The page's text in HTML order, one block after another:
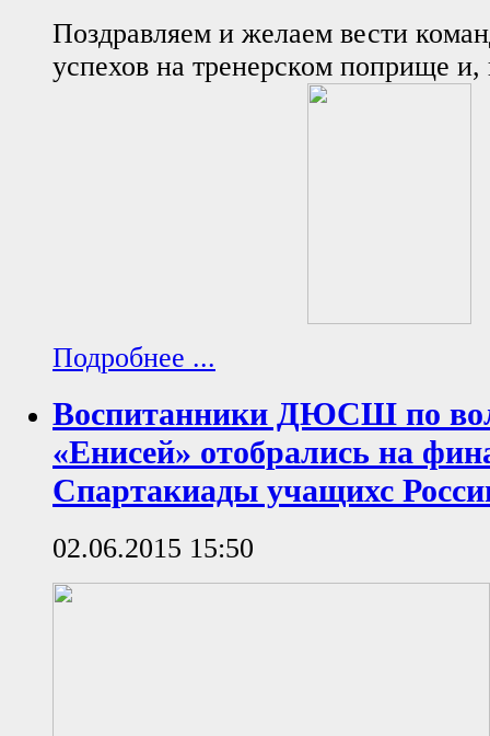
Поздравляем и желаем вести
успехов на тренерском поприще и,
Подробнее ...
Воспитанники ДЮСШ по
«Енисей» отобрались на
Спартакиады учащихс
02.06.2015 15:50